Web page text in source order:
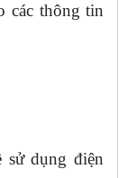
các thông tin
sử dụng điện